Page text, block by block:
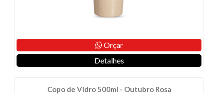
Orçar
Detalhes
Copo de Vidro 500ml - Outubro Rosa